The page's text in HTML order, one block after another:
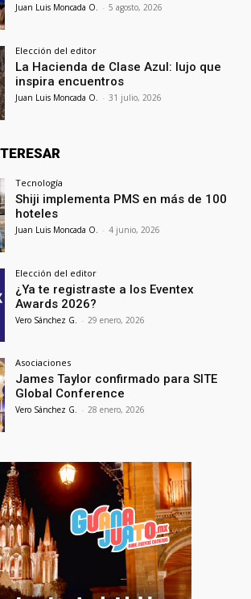
Juan Luis Moncada O. - 5 agosto, 2026
Elección del editor
La Hacienda de Clase Azul: lujo que
inspira encuentros
Juan Luis Moncada O. - 31 julio, 2026
Tecnología
Shiji implementa PMS en más de 100
hoteles
Juan Luis Moncada O. - 4 junio, 2026
Elección del editor
¿Ya te registraste a los Eventex
Awards 2026?
Vero Sánchez G. - 29 enero, 2026
Asociaciones
James Taylor confirmado para SITE
Global Conference
Vero Sánchez G. - 28 enero, 2026